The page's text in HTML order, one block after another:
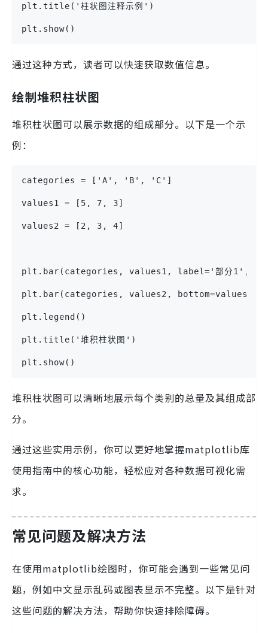
plt.title('柱状图注释示例')
plt.show()
通过这种方式，读者可以快速获取数值信息。
绘制堆积柱状图
堆积柱状图可以展示数据的组成部分。以下是一个示
例：
categories = ['A', 'B', 'C']
values1 = [5, 7, 3]
values2 = [2, 3, 4]
plt.bar(categories, values1, label='部分1',
plt.bar(categories, values2, bottom=values1,
plt.legend()
plt.title('堆积柱状图')
plt.show()
堆积柱状图可以清晰地展示每个类别的总量及其组成部
分。
通过这些实用示例，你可以更好地掌握matplotlib库
使用指南中的核心功能，轻松应对各种数据可视化需
求。
常见问题及解决方法
在使用matplotlib绘图时，你可能会遇到一些常见问
题，例如中文显示乱码或图表显示不完整。以下是针对
这些问题的解决方法，帮助你快速排除障碍。